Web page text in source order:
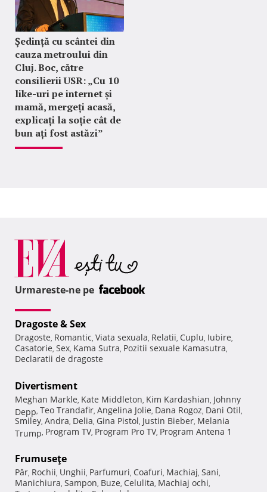
Ședință cu scântei din
cauza metroului din
Cluj. Boc, către
consilierii USR: „Cu 10
like-uri pe internet și
mamă, mergeți acasă,
explicați la soție cât de
bun ați fost astăzi”
Urmareste-ne pe
Dragoste & Sex
Dragoste, Romantic, Viata sexuala, Relatii, Cuplu, Iubire,
Casatorie, Sex, Kama Sutra, Pozitii sexuale Kamasutra,
Declaratii de dragoste
Divertisment
Meghan Markle, Kate Middleton, Kim Kardashian, Johnny
Depp, Teo Trandafir, Angelina Jolie, Dana Rogoz, Dani Otil,
Smiley, Andra, Delia, Gina Pistol, Justin Bieber, Melania
Trump, Program TV, Program Pro TV, Program Antena 1
Frumuseţe
Păr, Rochii, Unghii, Parfumuri, Coafuri, Machiaj, Sani,
Manichiura, Sampon, Buze, Celulita, Machiaj ochi,